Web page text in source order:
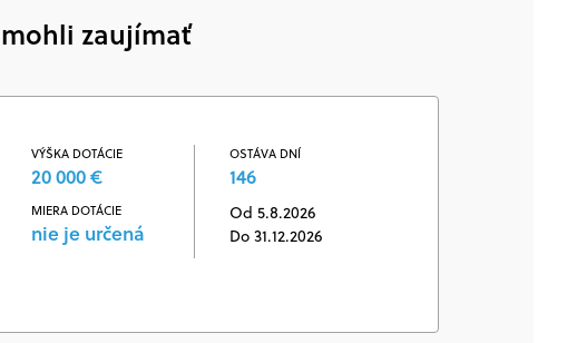
zaujímať
VÝŠKA DOTÁCIE
20 000 €
MIERA DOTÁCIE
nie je určená
OSTÁVA DNÍ
146
Od 5.8.2026
Do 31.12.2026